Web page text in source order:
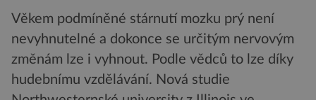
Věkem podmíněné stárnutí mozku prý není
nevyhnutelné a dokonce se určitým nervovým
změnám lze i vyhnout. Podle vědců to lze díky
hudebnímu vzdělávání. Nová studie